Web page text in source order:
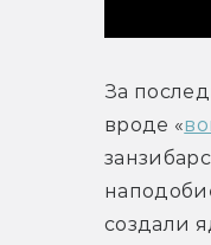
За
вроде «
создали